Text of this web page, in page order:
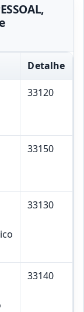
Detalhe
33120
33150
33130
33140